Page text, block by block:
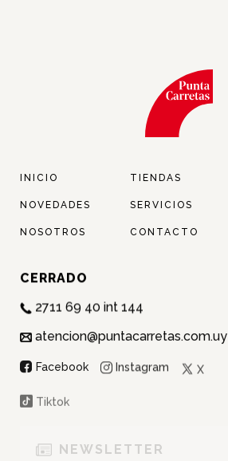
INICIO TIENDAS
NOVEDADES SERVICIOS
NOSOTROS CONTACTO
CERRADO
2711 69 40 int 144
atencion@puntacarretas.com.uy
Facebook Instagram X
Tiktok
NEWSLETTER
APELLIDO:
EMAIL: